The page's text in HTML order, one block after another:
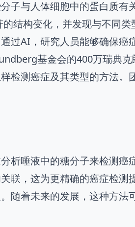
子与人体细胞中的蛋白质有
结构变化，并发现与不同
过AI，研究人员能够确保癌
基金会的400万瑞典
检测癌症及其类型的方法。
析唾液中的糖分子来检测癌
联，这为更精确的癌症检测
随着未来的发展，这种方法